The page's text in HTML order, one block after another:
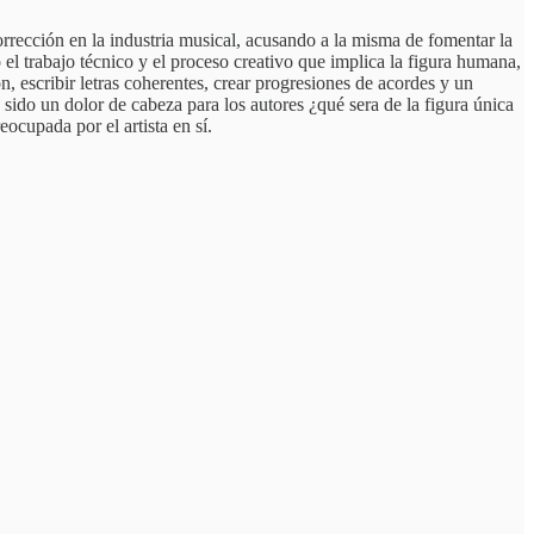
en la industria musical, acusando a la misma de fomentar la
trabajo técnico y el proceso creativo que implica la figura humana,
escribir letras coherentes, crear progresiones de acordes y un
un dolor de cabeza para los autores ¿qué sera de la figura única
por el artista en sí.